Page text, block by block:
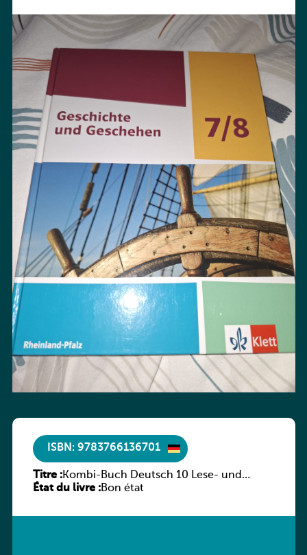
ISBN: 9783766136701
Titre :Kombi-Buch Deutsch 10 Lese- und
Sprachbuch
État du livre :Bon état